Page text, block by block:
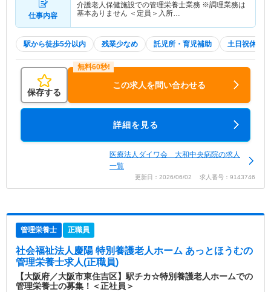
仕事内容
介護老人保健施設での管理栄養士業務 ※調理業務は
基本ありません ＜定員＞入所…
駅から徒歩5分以内 残業少なめ 託児所・育児補助 土日祝休
保存する
この求人を問い合わせる
詳細を見る
医療法人ダイワ会 大和中央病院の求人
一覧
更新日：2026/06/02 求人番号：9143746
管理栄養士 正職員
社会福祉法人慶陽 特別養護老人ホーム あっとほうむの
管理栄養士求人(正職員)
【大阪府／大阪市東住吉区】駅チカ☆特別養護老人ホームでの
管理栄養士の募集！＜正社員＞